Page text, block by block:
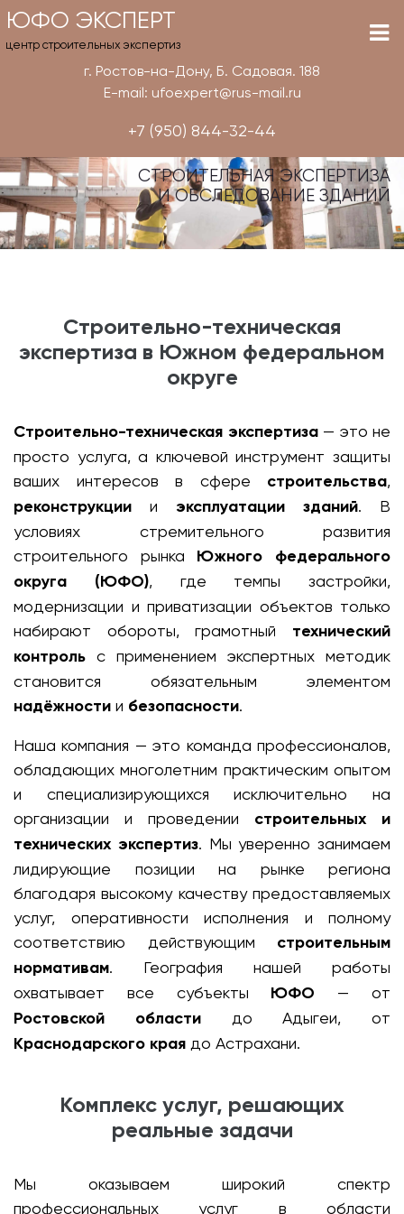
ЮФО ЭКСПЕРТ
центр строительных экспертиз
г. Ростов-на-Дону, Б. Садовая. 188
E-mail: ufoexpert@rus-mail.ru
+7 (950) 844-32-44
СТРОИТЕЛЬНАЯ ЭКСПЕРТИЗА
И ОБСЛЕДОВАНИЕ ЗДАНИЙ
Строительно-техническая
экспертиза в Южном федеральном
округе
Строительно-техническая экспертиза— это не
просто услуга, а ключевой инструмент защиты
ваших интересов в сфере строительства,
реконструкции и эксплуатации зданий. В
условиях стремительного развития
строительного рынка Южного федерального
округа (ЮФО), где темпы застройки,
модернизации и приватизации объектов только
набирают обороты, грамотный технический
контроль с применением экспертных методик
становится обязательным элементом
надёжности и безопасности.
Наша компания — это команда профессионалов,
обладающих многолетним практическим опытом
и специализирующихся исключительно на
организации и проведении строительных и
технических экспертиз. Мы уверенно занимаем
лидирующие позиции на рынке региона
благодаря высокому качеству предоставляемых
услуг, оперативности исполнения и полному
соответствию действующим строительным
нормативам. География нашей работы
охватывает все субъекты ЮФО — от
Ростовской областидо Адыгеи, от
Краснодарского края до Астрахани.
Комплекс услуг, решающих
реальные задачи
Мы оказываем широкий спектр
профессиональных услуг в области